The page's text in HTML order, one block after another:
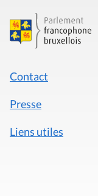
Contact
Presse
Liens utiles